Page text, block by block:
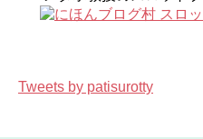
Tweets by patisurotty